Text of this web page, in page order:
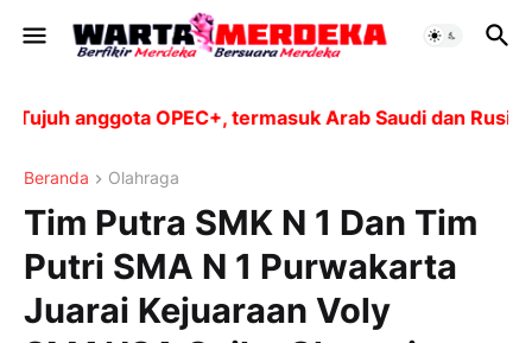
anggota OPEC+, termasuk Arab Saudi dan Rusia,
Beranda Olahraga
Tim Putra SMK N 1 Dan Tim
Putri SMA N 1 Purwakarta
Juarai Kejuaraan Voly